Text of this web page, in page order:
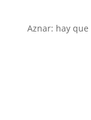
Aznar: hay